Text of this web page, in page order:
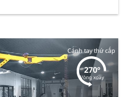
Cánh tay thứ cấp
270º
Vòng xoay